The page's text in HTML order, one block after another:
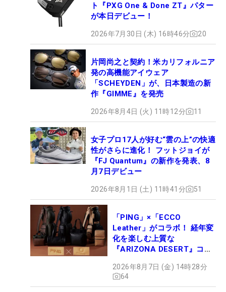
ト『PXG One & Done ZT』パター
が本日デビュー！
2026年7月30日 (木) 16時46分 20
片岡尚之と契約！米カリフォルニア
発の高機能アイウェア
「SCHEYDEN」が、日本製造の新
作『GIMME』を発売
2026年8月4日 (火) 11時12分 11
女子プロ17人が好む“雲の上”の快適
性がさらに進化！ フットジョイが
『FJ Quantum』の新作を発表、8
月7日デビュー
2026年8月1日 (土) 11時41分 51
「PING」×「ECCO
Leather」がコラボ！ 経年変
化を楽しむ上質な
『ARIZONA DESERT』コレ
ュー
2026年8月7日 (金) 14時28分
64